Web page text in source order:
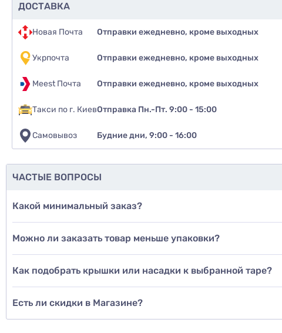
ДОСТАВКА
Новая Почта Отправки ежедневно, кроме выходных
Укрпочта Отправки ежедневно, кроме выходных
Meest Почта Отправки ежедневно, кроме выходных
Такси по г. КиевОтправка Пн.-Пт. 9:00 - 15:00
Самовывоз Будние дни, 9:00 - 16:00
ЧАСТЫЕ ВОПРОСЫ
Какой минимальный заказ?
Можно ли заказать товар меньше упаковки?
Как подобрать крышки или насадки к выбранной таре?
Есть ли скидки в Магазине?